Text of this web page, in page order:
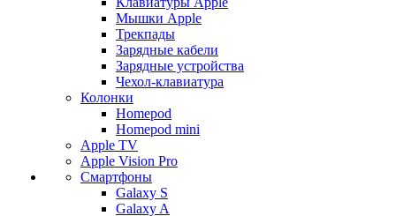
Мышки Apple
Трекпады
Зарядные кабели
Зарядные устройства
Чехол-клавиатура
Колонки
Homepod
Homepod mini
Apple TV
Apple Vision Pro
Смартфоны
Galaxy S
Galaxy A